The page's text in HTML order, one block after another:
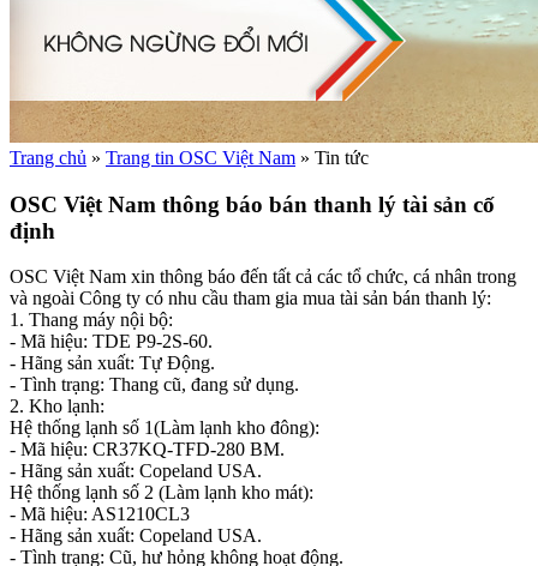
Trang chủ » Trang tin OSC Việt Nam » Tin tức
OSC Việt Nam thông báo bán thanh lý tài sản cố
định
OSC Việt Nam xin thông báo đến tất cả các tổ chức, cá nhân trong
và ngoài Công ty có nhu cầu tham gia mua tài sản bán thanh lý:
1. Thang máy nội bộ:
- Mã hiệu: TDE P9-2S-60.
- Hãng sản xuất: Tự Động.
- Tình trạng: Thang cũ, đang sử dụng.
2. Kho lạnh:
Hệ thống lạnh số 1(Làm lạnh kho đông):
- Mã hiệu: CR37KQ-TFD-280 BM.
- Hãng sản xuất: Copeland USA.
Hệ thống lạnh số 2 (Làm lạnh kho mát):
- Mã hiệu: AS1210CL3
- Hãng sản xuất: Copeland USA.
- Tình trạng: Cũ, hư hỏng không hoạt động.